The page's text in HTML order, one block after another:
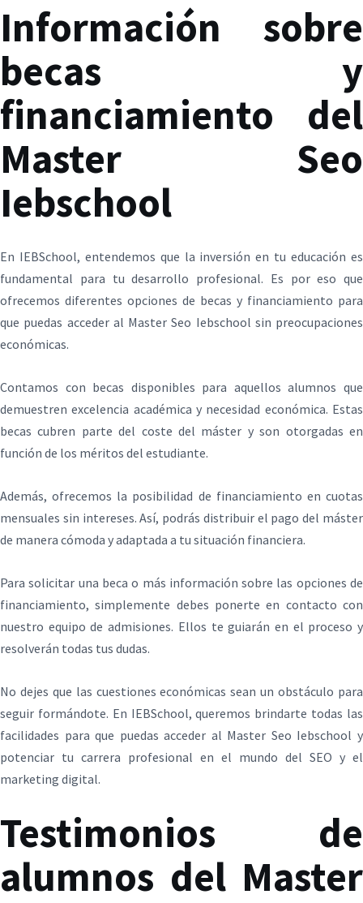
Información sobre
becas y
financiamiento del
Master Seo
Iebschool
En IEBSchool, entendemos que la inversión en tu educación es
fundamental para tu desarrollo profesional. Es por eso que
ofrecemos diferentes opciones de becas y financiamiento para
que puedas acceder al Master Seo Iebschool sin preocupaciones
económicas.
Contamos con becas disponibles para aquellos alumnos que
demuestren excelencia académica y necesidad económica. Estas
becas cubren parte del coste del máster y son otorgadas en
función de los méritos del estudiante.
Además, ofrecemos la posibilidad de financiamiento en cuotas
mensuales sin intereses. Así, podrás distribuir el pago del máster
de manera cómoda y adaptada a tu situación financiera.
Para solicitar una beca o más información sobre las opciones de
financiamiento, simplemente debes ponerte en contacto con
nuestro equipo de admisiones. Ellos te guiarán en el proceso y
resolverán todas tus dudas.
No dejes que las cuestiones económicas sean un obstáculo para
seguir formándote. En IEBSchool, queremos brindarte todas las
facilidades para que puedas acceder al Master Seo Iebschool y
potenciar tu carrera profesional en el mundo del SEO y el
marketing digital.
Testimonios de
alumnos del Master